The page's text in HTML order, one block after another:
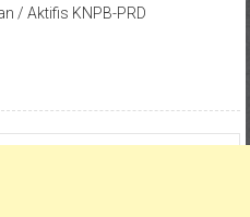
/ Aktifis KNPB-PRD